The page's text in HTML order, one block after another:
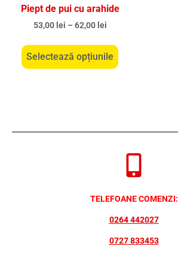
Piept de pui cu arahide
53,00 lei – 62,00 lei
Selectează opțiunile
TELEFOANE COMENZI:
0264 442027
0727 833453